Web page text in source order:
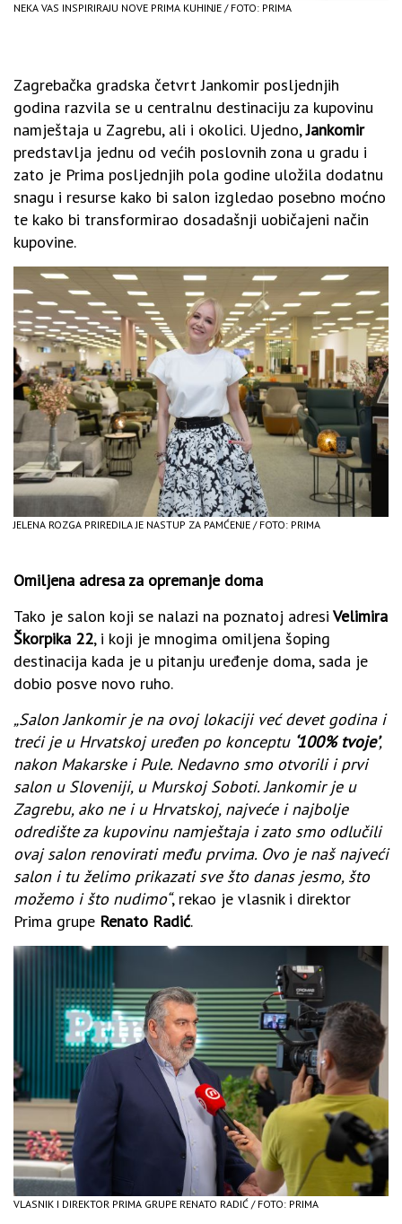
NEKA VAS INSPIRIRAJU NOVE PRIMA KUHINJE / FOTO: PRIMA
Zagrebačka gradska četvrt Jankomir posljednjih
godina razvila se u centralnu destinaciju za kupovinu
namještaja u Zagrebu, ali i okolici. Ujedno,Jankomir
predstavlja jednu od većih poslovnih zona u gradu i
zato je Prima posljednjih pola godine uložila dodatnu
snagu i resurse kako bi salon izgledao posebno moćno
te kako bi transformirao dosadašnji uobičajeni način
kupovine.
JELENA ROZGA PRIREDILA JE NASTUP ZA PAMĆENJE / FOTO: PRIMA
Omiljena adresa za opremanje doma
Tako je salon koji se nalazi na poznatoj adresi Velimira
Škorpika 22, i koji je mnogima omiljena šoping
destinacija kada je u pitanju uređenje doma, sada je
dobio posve novo ruho.
„Salon Jankomir je na ovoj lokaciji već devet godina i
treći je u Hrvatskoj uređen po konceptu ‘100% tvoje’,
nakon Makarske i Pule. Nedavno smo otvorili i prvi
salon u Sloveniji, u Murskoj Soboti. Jankomir je u
Zagrebu, ako ne i u Hrvatskoj, najveće i najbolje
odredište za kupovinu namještaja i zato smo odlučili
ovaj salon renovirati među prvima. Ovo je naš najveći
salon i tu želimo prikazati sve što danas jesmo, što
možemo i što nudimo“, rekao je vlasnik i direktor
Prima grupe Renato Radić.
VLASNIK I DIREKTOR PRIMA GRUPE RENATO RADIĆ / FOTO: PRIMA